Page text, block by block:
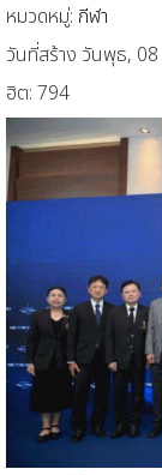
หมวดหมู่: กีฬา
วันที่สร้าง วันพุธ,
ฮิต: 794